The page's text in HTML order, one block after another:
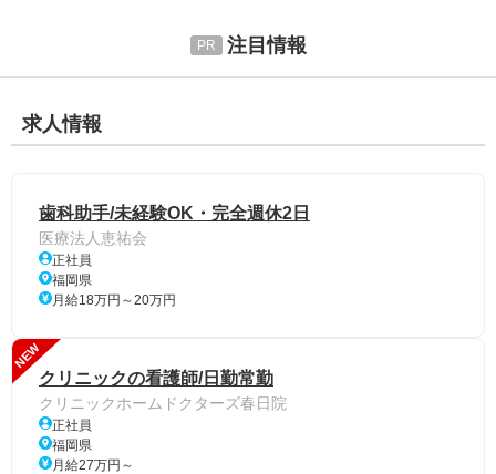
注目情報
求人情報
歯科助手/未経験OK・完全週休2日
医療法人恵祐会
正社員
福岡県
月給18万円～20万円
NEW
クリニックの看護師/日勤常勤
クリニックホームドクターズ春日院
正社員
福岡県
月給27万円～